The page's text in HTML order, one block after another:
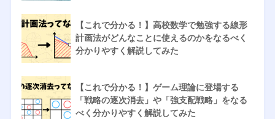
【これで分かる！】高校数学で勉強する線形
計画法がどんなことに使えるのかをなるべく
分かりやすく解説してみた
【これで分かる！】ゲーム理論に登場する
「戦略の逐次消去」や「強支配戦略」をなる
べく分かりやすく解説してみた